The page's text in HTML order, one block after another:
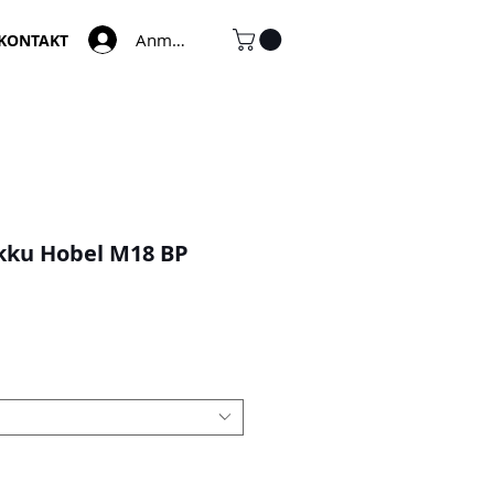
Anmelden
Hobel M18 BP